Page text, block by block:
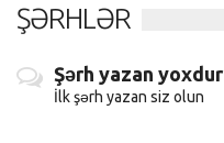
ŞƏRHLƏR
Şərh yazan yoxdur
İlk şərh yazan siz olun